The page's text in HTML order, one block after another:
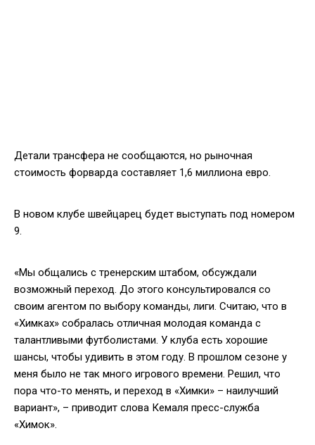
Детали трансфера не сообщаются, но рыночная
стоимость форварда составляет 1,6 миллиона евро.
В новом клубе швейцарец будет выступать под номером
9.
«Мы общались с тренерским штабом, обсуждали
возможный переход. До этого консультировался со
своим агентом по выбору команды, лиги. Считаю, что в
«Химках» собралась отличная молодая команда с
талантливыми футболистами. У клуба есть хорошие
шансы, чтобы удивить в этом году. В прошлом сезоне у
меня было не так много игрового времени. Решил, что
пора что-то менять, и переход в «Химки» – наилучший
вариант», – приводит слова Кемаля пресс-служба
«Химок».